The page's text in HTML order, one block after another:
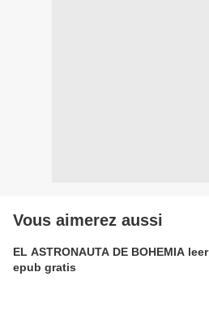
Vous aimerez aussi
EL ASTRONAUTA DE BOHEMIA leer
epub gratis